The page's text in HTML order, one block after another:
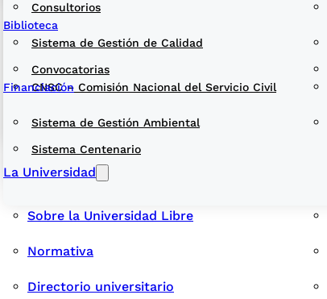
Sistema de Gestión de Calidad
Sistema de Gestión Ambiental
Consultorios
CNSC – Comisión Nacional del Servicio Civil
Convocatorias
Sistema Centenario
Biblioteca
Financiación
La Universidad
Sobre la Universidad Libre
Normativa
Directorio universitario